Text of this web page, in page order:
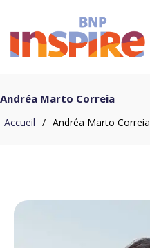
Andréa Marto Correia
Accueil / Andréa Marto Correia